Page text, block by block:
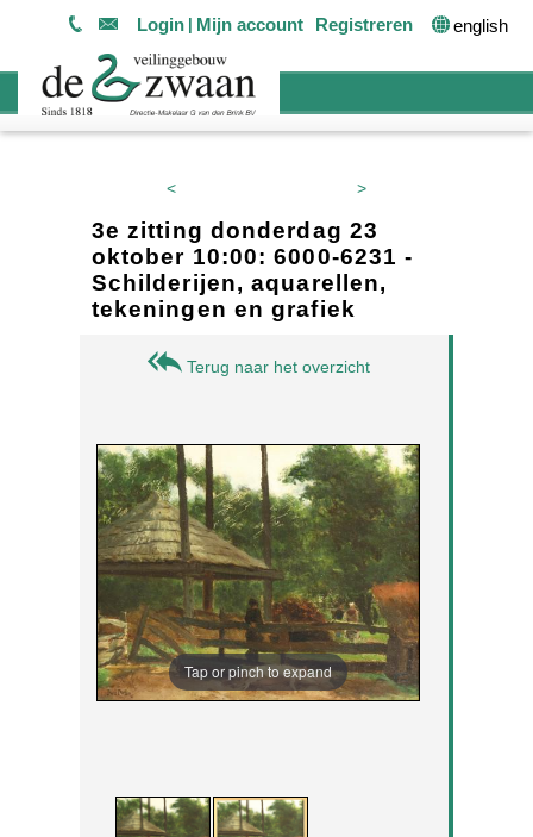
Login Mijn account Registreren english
< >
3e zitting donderdag 23
oktober 10:00: 6000-6231 -
Schilderijen, aquarellen,
tekeningen en grafiek
Terug naar het overzicht
Tap or pinch to expand